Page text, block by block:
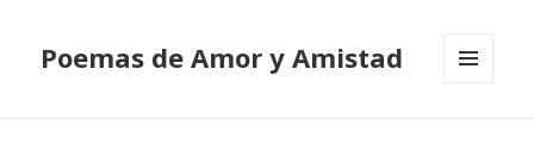
Poemas de Amor y Amistad